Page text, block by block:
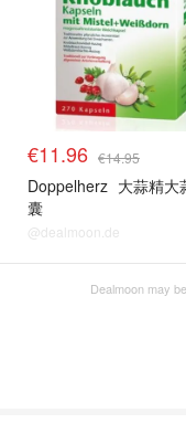
€11.96 €14.95
Doppelherz 大蒜精大
囊
@dealmoon.de
Dealmoon may